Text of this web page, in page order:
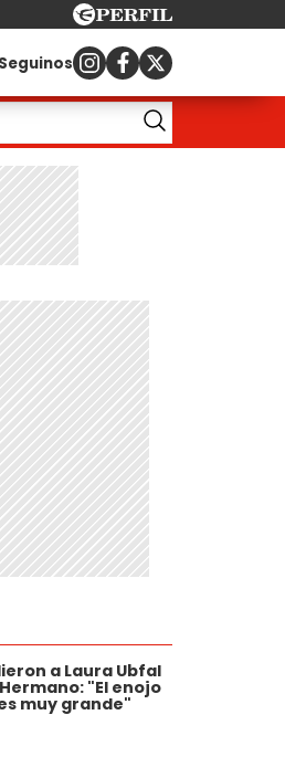
Seguinos
a Laura Ubfal
"El enojo
muy grande"